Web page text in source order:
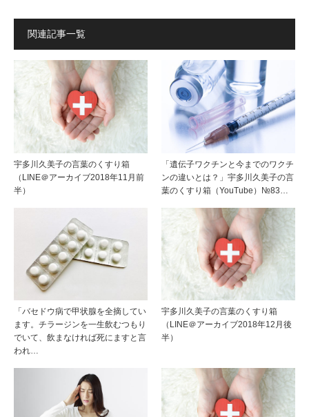
関連記事一覧
宇多川久美子の言葉のくすり箱
（LINE＠アーカイブ2018年11月前
半）
「遺伝子ワクチンと今までのワクチ
ンの違いとは？」宇多川久美子の言
葉のくすり箱（YouTube）№83…
「バセドウ病で甲状腺を全摘してい
ます。チラージンを一生飲むつもり
でいて、飲まなければ死にますと言
われ…
宇多川久美子の言葉のくすり箱
（LINE＠アーカイブ2018年12月後
半）